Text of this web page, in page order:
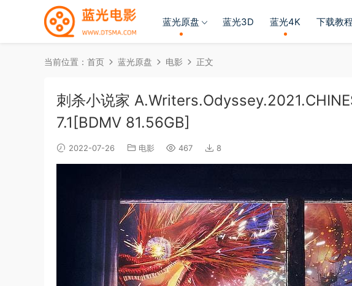
蓝光原盘 蓝光3D 蓝光4K 下载教程
当前位置： 首页 蓝光原盘 电影 正文
刺杀小说家
7.1[BDMV 81.56GB]
2022-07-26 电影 467 8